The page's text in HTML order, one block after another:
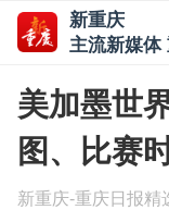
新重庆
主流新媒体
美加墨世
图、比赛
新重庆-重庆日报精